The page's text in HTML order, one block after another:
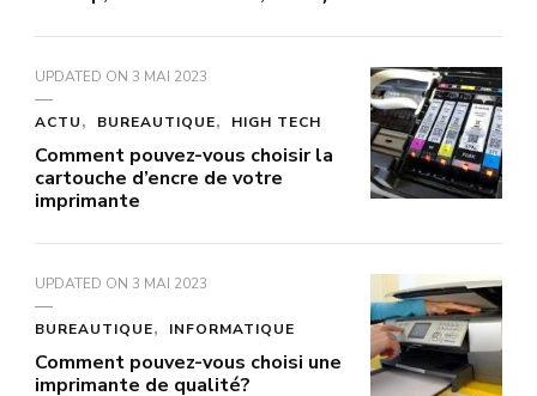
UPDATED ON 3 MAI 2023
ACTU BUREAUTIQUE HIGH TECH
Comment pouvez-vous choisir la
cartouche d’encre de votre
imprimante
UPDATED ON 3 MAI 2023
BUREAUTIQUE INFORMATIQUE
Comment pouvez-vous choisi une
imprimante de qualité?